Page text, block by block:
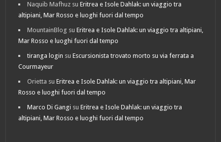
Naquib Mafhuz suEritrea e Isole Dahlak: un viaggio tra
altipiani, Mar Rosso e luoghi fuori dal tempo
MountainBlog suEritrea e Isole Dahlak: un viaggio tra altipiani,
Mar Rosso e luoghi fuori dal tempo
tiranga login suEscursionista trovato morto su via ferrata a
Courmayeur
Orietta suEritrea e Isole Dahlak: un viaggio tra altipiani, Mar
Rosso e luoghi fuori dal tempo
Marco Di Gangi suEritrea e Isole Dahlak: un viaggio tra
altipiani, Mar Rosso e luoghi fuori dal tempo